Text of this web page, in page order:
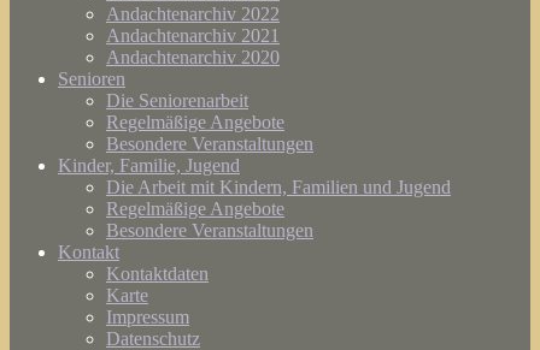
Andachtenarchiv 2022
Andachtenarchiv 2021
Andachtenarchiv 2020
Senioren
Die Seniorenarbeit
Regelmäßige Angebote
Besondere Veranstaltungen
Kinder, Familie, Jugend
Die Arbeit mit Kindern, Familien und Jugend
Regelmäßige Angebote
Besondere Veranstaltungen
Kontakt
Kontaktdaten
Karte
Impressum
Datenschutz